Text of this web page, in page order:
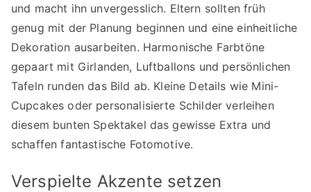
und macht ihn unvergesslich. Eltern sollten früh
genug mit der Planung beginnen und eine einheitliche
Dekoration ausarbeiten. Harmonische Farbtöne
gepaart mit Girlanden, Luftballons und persönlichen
Tafeln runden das Bild ab. Kleine Details wie Mini-
Cupcakes oder personalisierte Schilder verleihen
diesem bunten Spektakel das gewisse Extra und
schaffen fantastische Fotomotive.
Verspielte Akzente setzen